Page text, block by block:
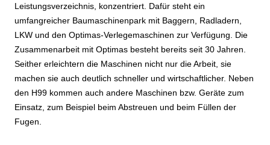
Leistungsverzeichnis, konzentriert. Dafür steht ein
umfangreicher Baumaschinenpark mit Baggern, Radladern,
LKW und den Optimas-Verlegemaschinen zur Verfügung. Die
Zusammenarbeit mit Optimas besteht bereits seit 30 Jahren.
Seither erleichtern die Maschinen nicht nur die Arbeit, sie
machen sie auch deutlich schneller und wirtschaftlicher. Neben
den H99 kommen auch andere Maschinen bzw. Geräte zum
Einsatz, zum Beispiel beim Abstreuen und beim Füllen der
Fugen.